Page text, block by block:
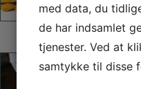
med data, du
de har indsamlet
tjenester. Ved at
samtykke til disse